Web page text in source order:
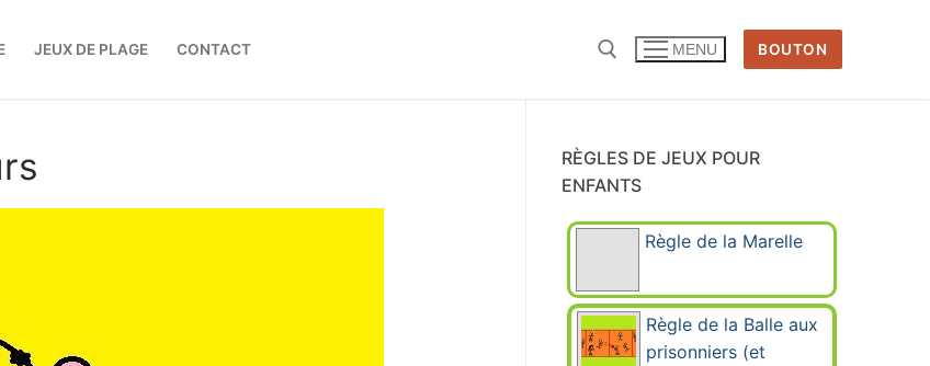
JEUX DE PLAGE CONTACT MENU BOUTON
RÈGLES DE JEUX POUR
ENFANTS
Règle de la Marelle
Règle de la Balle aux
prisonniers (et